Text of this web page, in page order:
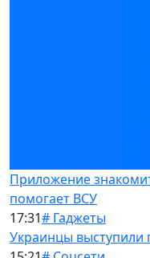
Приложение
помогает ВСУ
17:31# Гаджеты
Украинцы выступили